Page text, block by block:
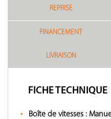
REPRISE
FINANCEMENT
LIVRAISON
FICHE TECHNIQUE
Boîte de vitesses :